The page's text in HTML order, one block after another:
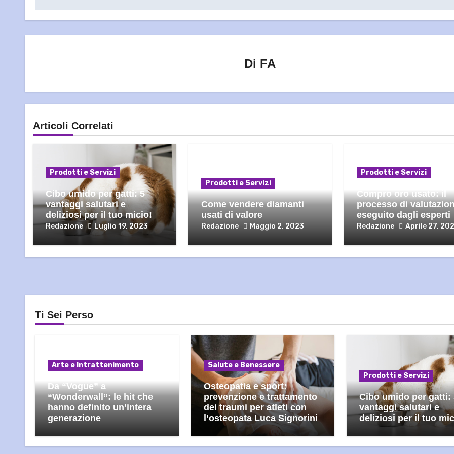
Di FA
Articoli Correlati
Prodotti e Servizi
Cibo umido per gatti: 5
vantaggi salutari e
deliziosi per il tuo micio!
Redazione Luglio 19, 2023
Prodotti e Servizi
Come vendere diamanti
usati di valore
Redazione Maggio 2, 2023
Prodotti e Servizi
Compro oro usato: il
processo di
eseguito dagli esperti
Redazione Aprile 27,
Ti Sei Perso
Arte e Intrattenimento
Da “Vogue” a
“Wonderwall”: le hit che
hanno definito un’intera
generazione
Salute e Benessere
Osteopatia e sport:
prevenzione e trattamento
dei traumi per atleti con
l’osteopata Luca Signorini
Prodotti e Servizi
Cibo umido per gatti:
vantaggi salutari e
deliziosi per il tuo